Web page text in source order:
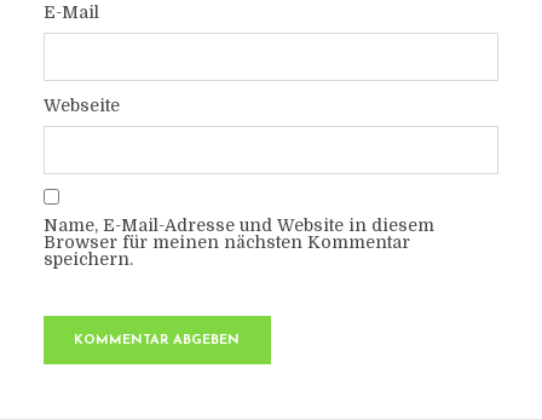
E-Mail
Webseite
Name, E-Mail-Adresse und Website in diesem
Browser für meinen nächsten Kommentar
speichern.